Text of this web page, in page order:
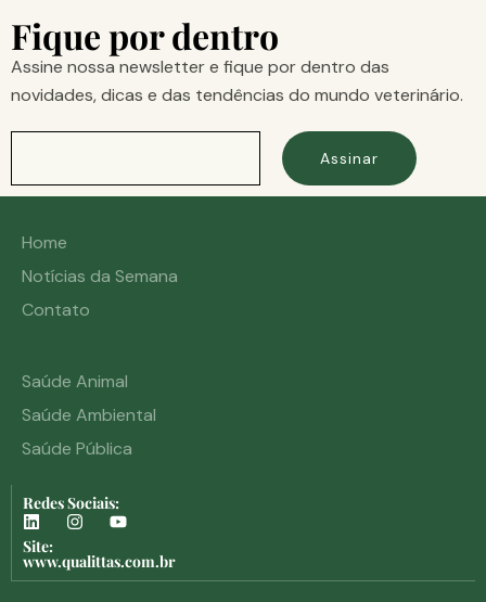
Fique por dentro
Assine nossa newsletter e fique por dentro das
novidades, dicas e das tendências do mundo veterinário.
Assinar
Home
Notícias da Semana
Contato
Saúde Animal
Saúde Ambiental
Saúde Pública
Redes Sociais:
Site:
www.qualittas.com.br